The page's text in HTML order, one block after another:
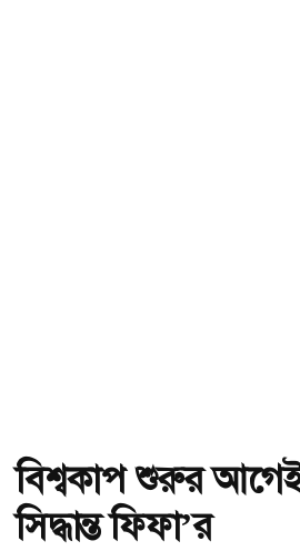
বিশ্বকাপ শুরুর
সিদ্ধান্ত ফিফা’র